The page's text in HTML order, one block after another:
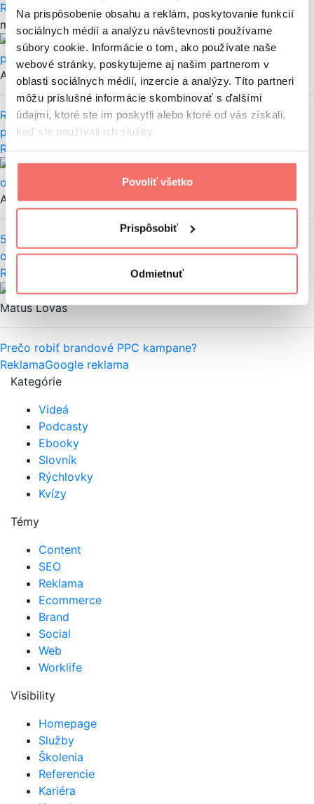
Na prispôsobenie obsahu a reklám, poskytovanie funkcií
sociálnych médií a analýzu návštevnosti používame
súbory cookie. Informácie o tom, ako používate naše
webové stránky, poskytujeme aj našim partnerom v
oblasti sociálnych médií, inzercie a analýzy. Títo partneri
môžu príslušné informácie skombinovať s ďalšími
údajmi, ktoré ste im poskytli alebo ktoré od vás získali,
keď ste používali ich služby.
Povoliť všetko
Prispôsobiť
Odmietnuť
ReklamaFacebook reklama
Google reklama
moje články
Adam Hoblík
Reklamy na YouTube v roku 2023: Aké máme možnosti
platenej reklamy?
ReklamaYouTube
Adam Hoblík
5 najčastejších chýb v nastaveniach reklamy, ktoré
objavujú naši PPC špecialisti
Reklama
Adam Hoblík,
Matúš Lovás
Prečo robiť brandové PPC kampane?
ReklamaGoogle reklama
Kategórie
Videá
Podcasty
Ebooky
Slovník
Rýchlovky
Kvízy
Témy
Content
SEO
Reklama
Ecommerce
Brand
Social
Web
Worklife
Visibility
Homepage
Služby
Školenia
Referencie
Kariéra